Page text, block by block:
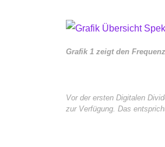
Grafik 1 zeigt den
Vor der ersten Digitalen
zur Verfügung. Das